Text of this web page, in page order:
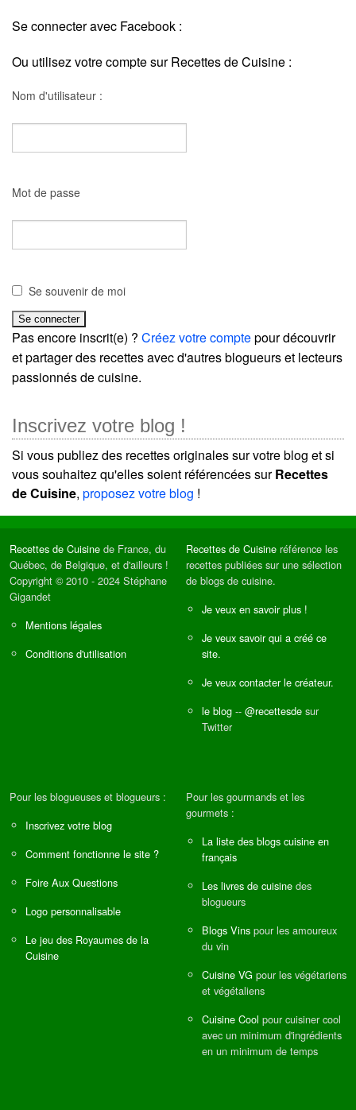
Se connecter avec Facebook :
Ou utilisez votre compte sur Recettes de Cuisine :
Nom d'utilisateur :
Mot de passe
Se souvenir de moi
Pas encore inscrit(e) ? Créez votre comptepour découvrir
et partager des recettes avec d'autres blogueurs et lecteurs
passionnés de cuisine.
Inscrivez votre blog !
Si vous publiez des recettes originales sur votre blog et si
vous souhaitez qu'elles soient référencées surRecettes
de Cuisine, proposez votre blog !
Recettes de Cuisine de France, du
Québec, de Belgique, et d'ailleurs !
Copyright © 2010 - 2024 Stéphane
Gigandet
Mentions légales
Conditions d'utilisation
Recettes de Cuisine référence les
recettes publiées sur une sélection
de blogs de cuisine.
Je veux en savoir plus !
Je veux savoir qui a créé ce
site.
Je veux contacter le créateur.
le blog -- @recettesde sur
Twitter
Pour les blogueuses et blogueurs :
Inscrivez votre blog
Comment fonctionne le site ?
Foire Aux Questions
Logo personnalisable
Le jeu des Royaumes de la
Cuisine
Pour les gourmands et les
gourmets :
La liste des blogs cuisine en
français
Les livres de cuisine des
blogueurs
Blogs Vins pour les amoureux
du vin
Cuisine VG pour les végétariens
et végétaliens
Cuisine Cool pour cuisiner cool
avec un minimum d'ingrédients
en un minimum de temps